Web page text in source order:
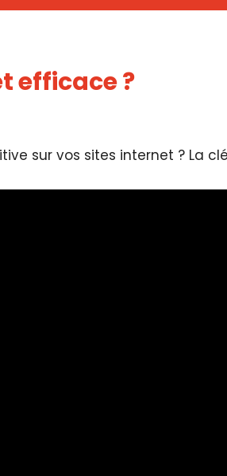
efficace ?
sur vos sites internet ? La